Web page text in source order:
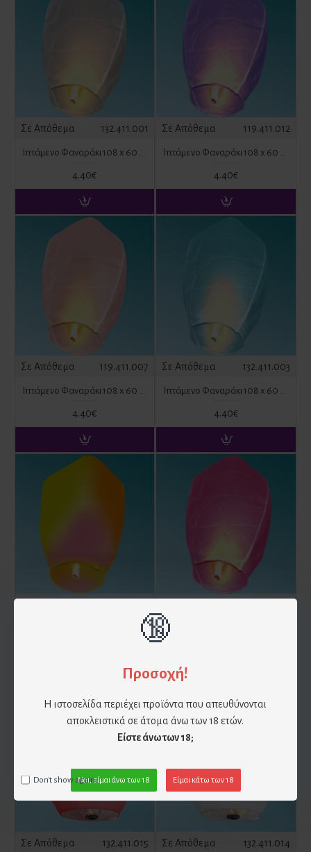
🔞
Προσοχή!
Η ιστοσελίδα περιέχει προϊόντα που απευθύνονται
αποκλειστικά σε άτομα άνω των 18 ετών.
Είστε άνω των 18;
Ναι, είμαι άνω των 18 Είμαι κάτω των 18
Don't show again.
εναέρια πυροτεχνήματα
Σε Απόθεμα 132.411.001
Ιπτάμενο Φαναράκι 108 x 60 x 40 cm Λευκό
4.40€
Σε Απόθεμα 119.411.012
Ιπτάμενο Φαναράκι 108 x 60 x 40 cm Μωβ
4.40€
Σε Απόθεμα 119.411.007
Ιπτάμενο Φαναράκι 108 x 60 x 40 cm Ροζ
4.40€
Σε Απόθεμα 132.411.003
Ιπτάμενο Φαναράκι 108 x 60 x 40 cm Σιέλ
4.40€
Σε Απόθεμα 132.411.015 Σε Απόθεμα 132.411.014